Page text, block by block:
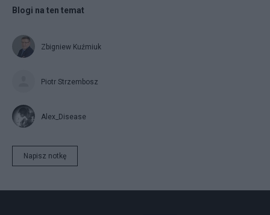
Blogi na ten temat
Zbigniew Kuźmiuk
Piotr Strzembosz
Alex_Disease
Napisz notkę